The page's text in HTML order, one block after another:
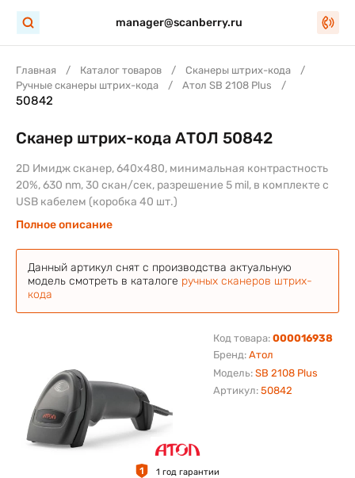
manager@scanberry.ru
Главная Каталог товаров
Сканеры штрих-кода
Ручные сканеры штрих-кода
Атол SB 2108 Plus
50842
Бренд: Атол
Модель: SB 2108 Plus
Код товара: 000016938
Артикул: 50842
Сканер штрих-кода АТОЛ 50842
2D Имидж сканер, 640х480, минимальная контрастность
20%, 630 nm, 30 скан/сек, разрешение 5 mil, в комплекте с
USB кабелем (коробка 40 шт.)
Полное описание
Данный артикул снят с производства актуальную
модель смотреть в каталоге ручных сканеров штрих-
кода
1 1 год гарантии